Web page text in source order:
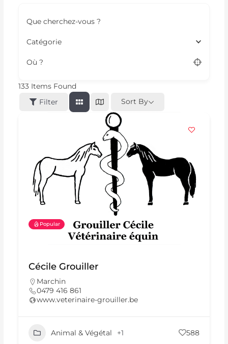
Que cherchez-vous ?
Catégorie
Où ?
133 Items Found
Filter
Sort By
Popular
Cécile Grouiller
Marchin
0479 416 861
www.veterinaire-grouiller.be
Animal & Végétal +1 588